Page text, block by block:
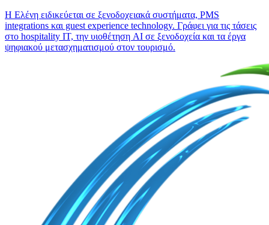
Η Ελένη ειδικεύεται σε ξενοδοχειακά συστήματα, PMS
integrations και guest experience technology. Γράφει για τις τάσεις
στο hospitality IT, την υιοθέτηση AI σε ξενοδοχεία και τα έργα
ψηφιακού μετασχηματισμού στον τουρισμό.